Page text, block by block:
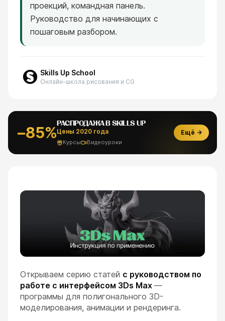
проекций, командная панель.
Руководство для начинающих с
пошаговым разбором.
Skills Up School
Онлайн-школа рисования и CG
−85%
РАСПРОДАЖА В SKILLS UP
Цены 2020 года
Курсы Видеоуроки
Ещё →
Открываем серию статей с руководством по
работе с интерфейсом 3Ds Max —
программы для полигонального 3D-
моделирования, анимации и рендеринга.